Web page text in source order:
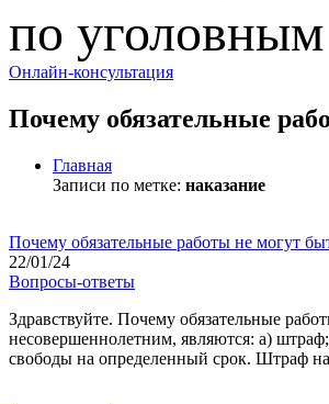
по
Онлайн-консультация
Почему обязательные
Главная
Записи по метке: наказание
Почему обязательные работы не могут
22/01/24
Вопросы-ответы
Здравствуйте. Почему обязательные
несовершеннолетним, являются: а)
свободы на определенный срок. Штраф